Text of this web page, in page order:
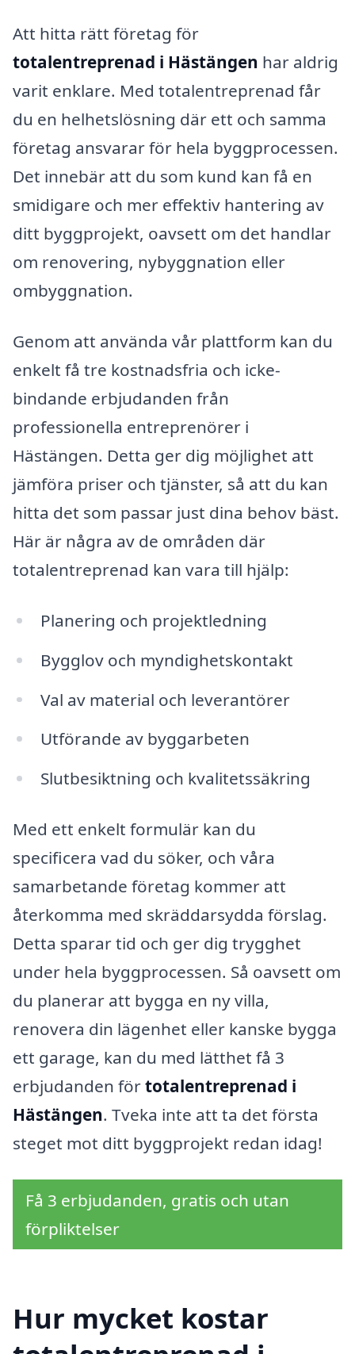
Att hitta rätt företag för
totalentreprenad i Hästängen har aldrig
varit enklare. Med totalentreprenad får
du en helhetslösning där ett och samma
företag ansvarar för hela byggprocessen.
Det innebär att du som kund kan få en
smidigare och mer effektiv hantering av
ditt byggprojekt, oavsett om det handlar
om renovering, nybyggnation eller
ombyggnation.
Genom att använda vår plattform kan du
enkelt få tre kostnadsfria och icke-
bindande erbjudanden från
professionella entreprenörer i
Hästängen. Detta ger dig möjlighet att
jämföra priser och tjänster, så att du kan
hitta det som passar just dina behov bäst.
Här är några av de områden där
totalentreprenad kan vara till hjälp:
Planering och projektledning
Bygglov och myndighetskontakt
Val av material och leverantörer
Utförande av byggarbeten
Slutbesiktning och kvalitetssäkring
Med ett enkelt formulär kan du
specificera vad du söker, och våra
samarbetande företag kommer att
återkomma med skräddarsydda förslag.
Detta sparar tid och ger dig trygghet
under hela byggprocessen. Så oavsett om
du planerar att bygga en ny villa,
renovera din lägenhet eller kanske bygga
ett garage, kan du med lätthet få 3
erbjudanden förtotalentreprenad i
Hästängen. Tveka inte att ta det första
steget mot ditt byggprojekt redan idag!
Få 3 erbjudanden, gratis och utan
förpliktelser
Hur mycket kostar